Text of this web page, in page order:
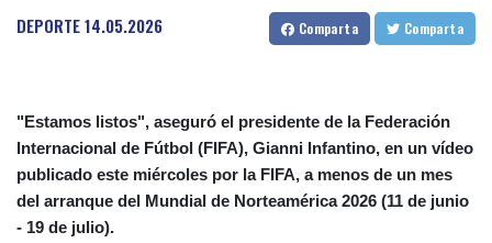
DEPORTE14.05.2026 Comparta Comparta
"Estamos listos", aseguró el presidente de la Federación
Internacional de Fútbol (FIFA), Gianni Infantino, en un vídeo
publicado este miércoles por la FIFA, a menos de un mes
del arranque del Mundial de Norteamérica 2026 (11 de junio
- 19 de julio).